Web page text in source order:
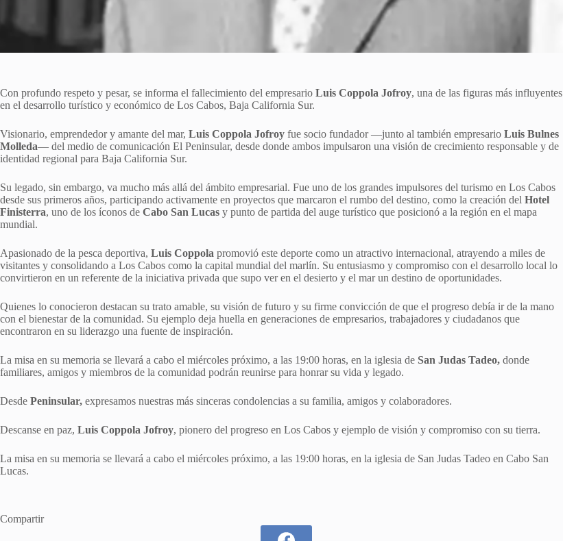
Con profundo respeto y pesar, se informa el fallecimiento del empresario Luis Coppola Jofroy, una de las figuras más influyentes
en el desarrollo turístico y económico de Los Cabos, Baja California Sur.
Visionario, emprendedor y amante del mar, Luis Coppola Jofroy fue socio fundador —junto al también empresario Luis Bulnes
Molleda— del medio de comunicación El Peninsular, desde donde ambos impulsaron una visión de crecimiento responsable y de
identidad regional para Baja California Sur.
Su legado, sin embargo, va mucho más allá del ámbito empresarial. Fue uno de los grandes impulsores del turismo en Los Cabos
desde sus primeros años, participando activamente en proyectos que marcaron el rumbo del destino, como la creación del Hotel
Finisterra, uno de los íconos de Cabo San Lucas y punto de partida del auge turístico que posicionó a la región en el mapa
mundial.
Apasionado de la pesca deportiva, Luis Coppola promovió este deporte como un atractivo internacional, atrayendo a miles de
visitantes y consolidando a Los Cabos como la capital mundial del marlín. Su entusiasmo y compromiso con el desarrollo local lo
convirtieron en un referente de la iniciativa privada que supo ver en el desierto y el mar un destino de oportunidades.
Quienes lo conocieron destacan su trato amable, su visión de futuro y su firme convicción de que el progreso debía ir de la mano
con el bienestar de la comunidad. Su ejemplo deja huella en generaciones de empresarios, trabajadores y ciudadanos que
encontraron en su liderazgo una fuente de inspiración.
La misa en su memoria se llevará a cabo el miércoles próximo, a las 19:00 horas, en la iglesia de San Judas Tadeo, donde
familiares, amigos y miembros de la comunidad podrán reunirse para honrar su vida y legado.
Desde Peninsular, expresamos nuestras más sinceras condolencias a su familia, amigos y colaboradores.
Descanse en paz, Luis Coppola Jofroy, pionero del progreso en Los Cabos y ejemplo de visión y compromiso con su tierra.
La misa en su memoria se llevará a cabo el miércoles próximo, a las 19:00 horas, en la iglesia de San Judas Tadeo en Cabo San
Lucas.
Compartir